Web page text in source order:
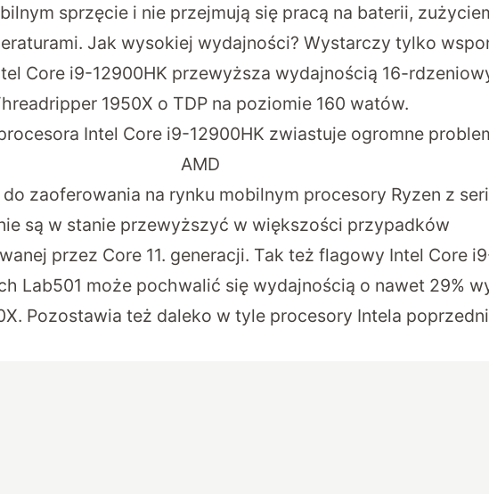
sprzęcie i nie przejmują się pracą na baterii,
Jak wysokiej wydajności? Wystarczy tylko
Core i9-12900HK przewyższa wydajnością 16-
1950X o TDP na poziomie 160 watów.
Intel Core i9-12900HK zwiastuje ogromne
AMD
do zaoferowania na rynku mobilnym procesory Ryzen z
są w stanie przewyższyć w większości przypadków
przez Core 11. generacji. Tak też flagowy Intel Core
Lab501 może pochwalić się wydajnością o nawet 29%
Pozostawia też daleko w tyle procesory Intela